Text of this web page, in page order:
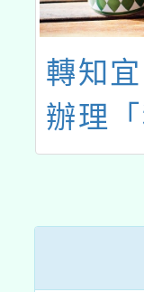
轉知
辦理
教學
群暨
果交